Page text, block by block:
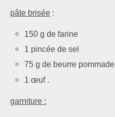
pâte brisée :
150 g de farine
1 pincée de sel
75 g de beurre pommade
1 œuf .
garniture :